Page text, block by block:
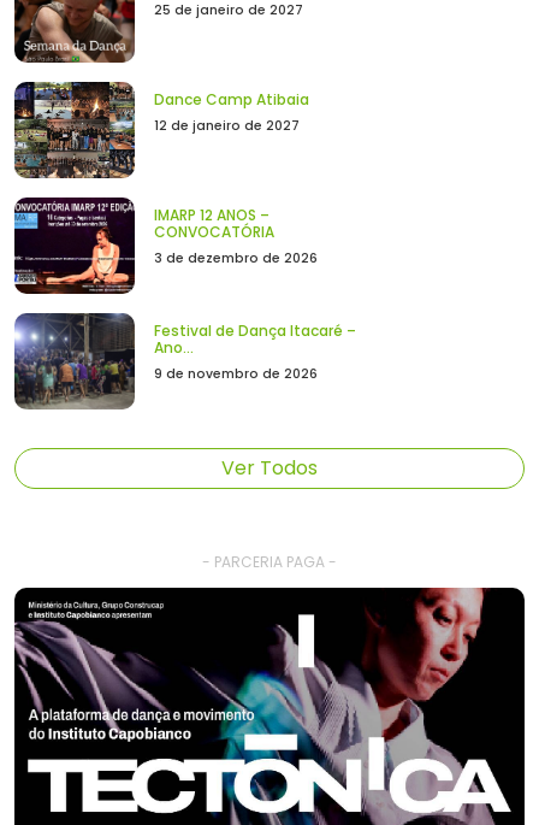
25 de janeiro de 2027
Dance Camp Atibaia
12 de janeiro de 2027
IMARP 12 ANOS –
CONVOCATÓRIA
3 de dezembro de 2026
Festival de Dança Itacaré –
Ano...
9 de novembro de 2026
Ver Todos
- PARCERIA PAGA -